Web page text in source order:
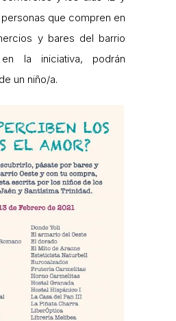
que compren en
y bares del barrio
la iniciativa, podrán
un niño/a.